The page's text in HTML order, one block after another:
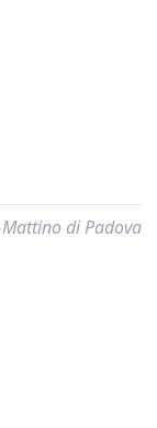
di Padova